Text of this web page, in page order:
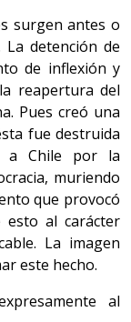
surgen antes o
La detención de
de inflexión y
reapertura del
Pues creó una
fue destruida
a Chile por la
muriendo
que provocó
esto al carácter
La imagen
este hecho.
al